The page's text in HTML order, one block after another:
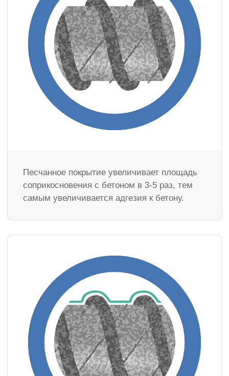
Песчанное покрытие увеличивает площадь
соприкосновения с бетоном в 3-5 раз, тем
самым увеличивается адгезия к бетону.